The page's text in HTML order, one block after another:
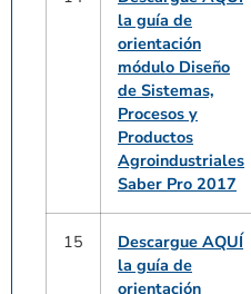
la guía de
orientación
módulo Diseño
de Sistemas,
Procesos y
Productos
Agroindustriales
Saber Pro 2017
15
Descargue AQUÍ
la guía de
orientación